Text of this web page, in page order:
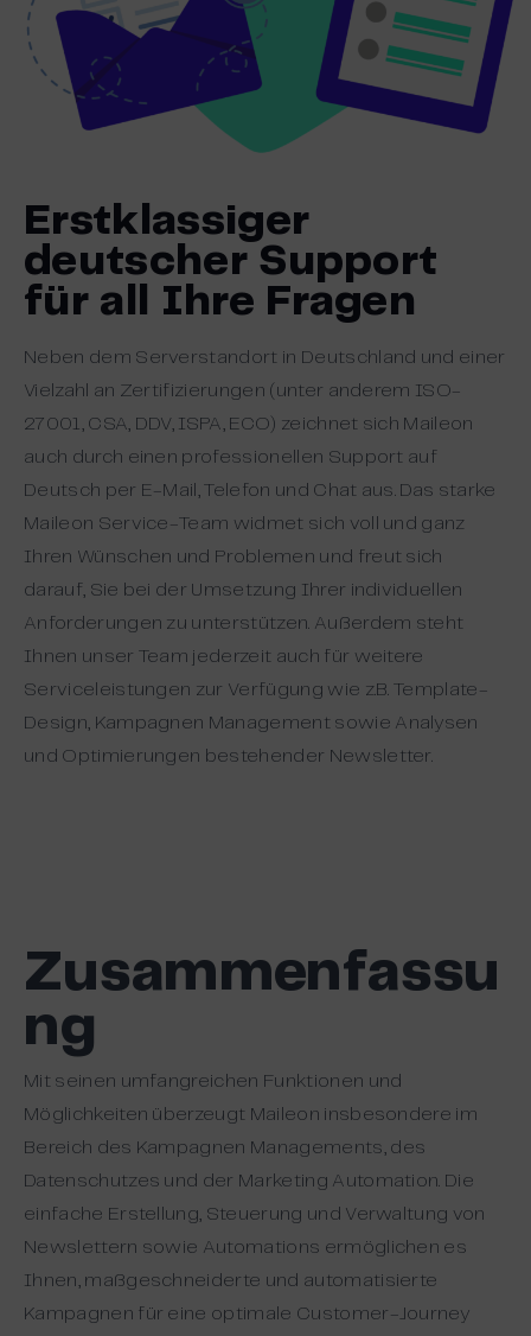
Erstklassiger
deutscher Support
für all Ihre Fragen
Neben dem Serverstandort in Deutschland und einer
Vielzahl an Zertifizierungen (unter anderem ISO-
27001, CSA, DDV, ISPA, ECO) zeichnet sich Maileon
auch durch einen professionellen Support auf
Deutsch per E-Mail, Telefon und Chat aus. Das starke
Maileon Service-Team widmet sich voll und ganz
Ihren Wünschen und Problemen und freut sich
darauf, Sie bei der Umsetzung Ihrer individuellen
Anforderungen zu unterstützen. Außerdem steht
Ihnen unser Team jederzeit auch für weitere
Serviceleistungen zur Verfügung wie z.B. Template-
Design, Kampagnen Management sowie Analysen
und Optimierungen bestehender Newsletter.
Zusammenfassu
ng
Mit seinen umfangreichen Funktionen und
Möglichkeiten überzeugt Maileon insbesondere im
Bereich des Kampagnen Managements, des
Datenschutzes und der Marketing Automation. Die
einfache Erstellung, Steuerung und Verwaltung von
Newslettern sowie Automations ermöglichen es
Ihnen, maßgeschneiderte und automatisierte
Kampagnen für eine optimale Customer-Journey